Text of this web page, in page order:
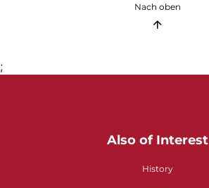
Nach oben
;
Also of Interest
History